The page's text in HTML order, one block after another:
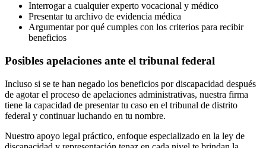
Interrogar a cualquier experto vocacional y médico
Presentar tu archivo de evidencia médica
Argumentar por qué cumples con los criterios para recibir
beneficios
Posibles apelaciones ante el tribunal federal
Incluso si se te han negado los beneficios por discapacidad después
de agotar el proceso de apelaciones administrativas, nuestra firma
tiene la capacidad de presentar tu caso en el tribunal de distrito
federal y continuar luchando en tu nombre.
Nuestro apoyo legal práctico, enfoque especializado en la ley de